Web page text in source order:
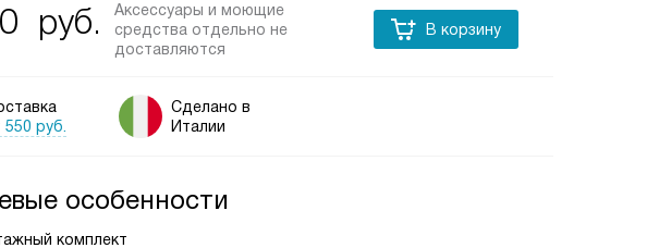
руб.
Аксессуары и моющие
средства отдельно не
доставляются
В корзину
550 руб.
Сделано в
Италии
особенности
комплект